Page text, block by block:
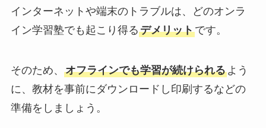
インターネットや端末のトラブルは、どのオンラ
イン学習塾でも起こり得るデメリットです。
そのため、 オフラインでも学習が続けられるよう
に、教材を事前にダウンロードし印刷するなどの
準備をしましょう。